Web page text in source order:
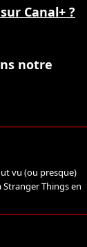
Canal+ ?
notre
vu (ou presque)
Things en